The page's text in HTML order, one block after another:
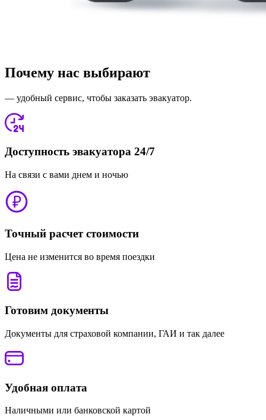
Почему нас выбирают
— удобный сервис, чтобы заказать эвакуатор.
Доступность эвакуатора 24/7
На связи с вами днем и ночью
Точный расчет стоимости
Цена не изменится во время поездки
Готовим документы
Документы для страховой компании, ГАИ и так далее
Удобная оплата
Наличными или банковской картой